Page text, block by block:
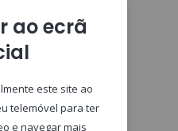
ao ecrã
este site ao
telemóvel para ter
e navegar mais